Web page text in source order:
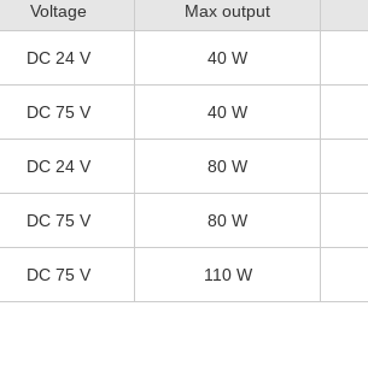
Voltage Max output
DC 24 V 40 W
DC 75 V 40 W
DC 24 V 80 W
DC 75 V 80 W
DC 75 V 110 W